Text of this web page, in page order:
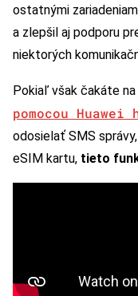
ostatnými
a zlepšil aj podporu
niektorých
Pokiaľ však čakáte na
pomocou Huawei
odosielať SMS
eSIM kartu, tieto